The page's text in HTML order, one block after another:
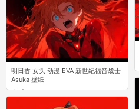
明日香 女头 动漫 EVA 新世纪福音战士
Asuka 壁纸
0